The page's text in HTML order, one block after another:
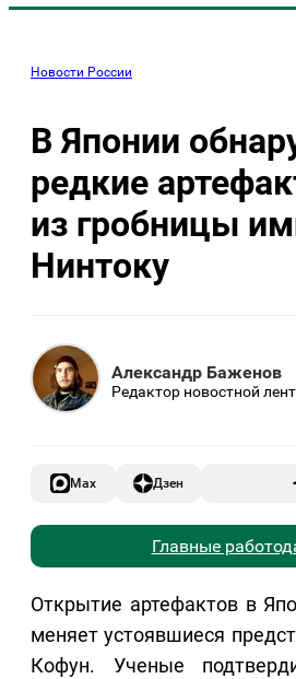
Новости России
В Японии
редкие
из гробницы
Нинтоку
Александр Баженов
Редактор новостной
Max Дзен
Главные
Открытие артефактов в
меняет устоявшиеся
Кофун. Ученые